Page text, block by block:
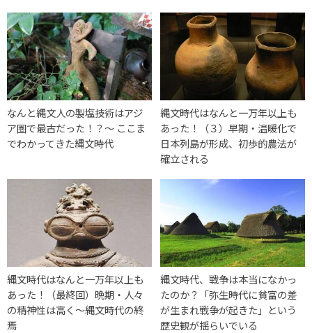
なんと縄文人の製塩技術はアジ
ア圏で最古だった！？〜 ここま
でわかってきた縄文時代
縄文時代はなんと一万年以上も
あった！（３）早期・温暖化で
日本列島が形成、初歩的農法が
確立される
縄文時代はなんと一万年以上も
あった！（最終回）晩期・人々
の精神性は高く〜縄文時代の終
焉
縄文時代、戦争は本当になかっ
たのか？「弥生時代に貧富の差
が生まれ戦争が起きた」という
歴史観が揺らいでいる